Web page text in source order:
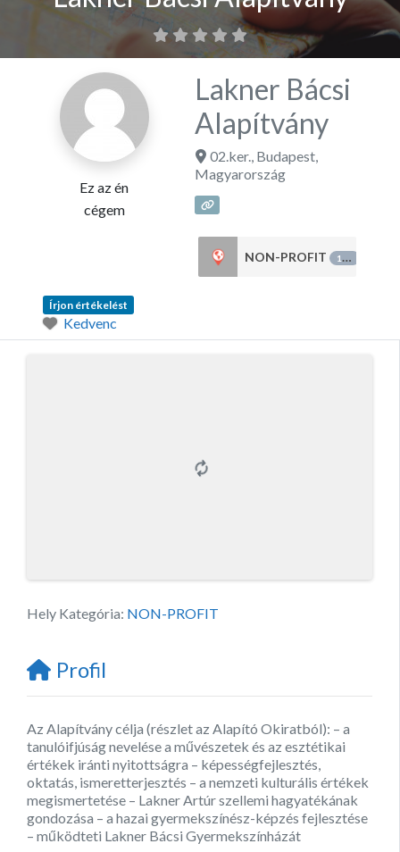
Ez az én
cégem
Lakner Bácsi
Alapítvány
02.ker., Budapest,
Magyarország
NON-PROFIT 151
Írjon értékelést
Kedvenc
Hely Kategória: NON-PROFIT
Profil
Az Alapítvány célja (részlet az Alapító Okiratból): – a
tanulóifjúság nevelése a művészetek és az esztétikai
értékek iránti nyitottságra – képességfejlesztés,
oktatás, ismeretterjesztés – a nemzeti kulturális értékek
megismertetése – Lakner Artúr szellemi hagyatékának
gondozása – a hazai gyermekszínész-képzés fejlesztése
– működteti Lakner Bácsi Gyermekszínházát